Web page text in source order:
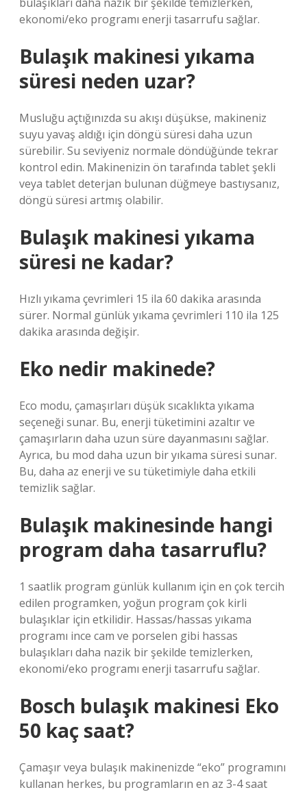
ekonomi/eko programı enerji tasarrufu sağlar.
Bulaşık makinesi yıkama
süresi neden uzar?
Musluğu açtığınızda su akışı düşükse, makineniz
suyu yavaş aldığı için döngü süresi daha uzun
sürebilir. Su seviyeniz normale döndüğünde tekrar
kontrol edin. Makinenizin ön tarafında tablet şekli
veya tablet deterjan bulunan düğmeye bastıysanız,
döngü süresi artmış olabilir.
Bulaşık makinesi yıkama
süresi ne kadar?
Hızlı yıkama çevrimleri 15 ila 60 dakika arasında
sürer. Normal günlük yıkama çevrimleri 110 ila 125
dakika arasında değişir.
Eko nedir makinede?
Eco modu, çamaşırları düşük sıcaklıkta yıkama
seçeneği sunar. Bu, enerji tüketimini azaltır ve
çamaşırların daha uzun süre dayanmasını sağlar.
Ayrıca, bu mod daha uzun bir yıkama süresi sunar.
Bu, daha az enerji ve su tüketimiyle daha etkili
temizlik sağlar.
Bulaşık makinesinde hangi
program daha tasarruflu?
1 saatlik program günlük kullanım için en çok tercih
edilen programken, yoğun program çok kirli
bulaşıklar için etkilidir. Hassas/hassas yıkama
programı ince cam ve porselen gibi hassas
bulaşıkları daha nazik bir şekilde temizlerken,
ekonomi/eko programı enerji tasarrufu sağlar.
Bosch bulaşık makinesi Eko
50 kaç saat?
Çamaşır veya bulaşık makinenizde “eko” programını
kullanan herkes, bu programların en az 3-4 saat